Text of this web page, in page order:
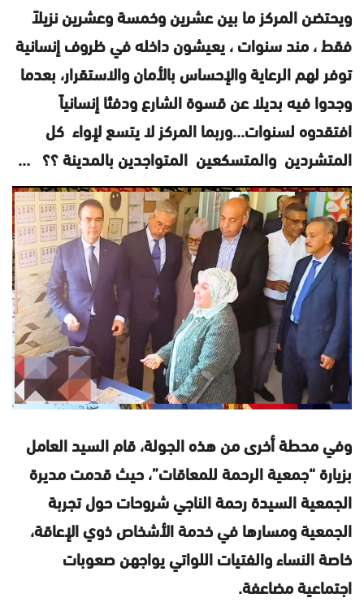
ويحتضن المركز ما بين عشرين وخمسة وعشرين نزيلاً
فقط ، مند سنوات ، يعيشون داخله في ظروف إنسانية
توفر لهم الرعاية والإحساس بالأمان والاستقرار، بعدما
وجدوا فيه بديلا عن قسوة الشارع ودفئا إنسانياً
افتقدوه لسنوات…وربما المركز لا يتسع لإواء كل
المتشردين والمتسكعين المتواجدين بالمدينة ؟؟ …
وفي محطة أخرى من هذه الجولة، قام السيد العامل
بزيارة “جمعية الرحمة للمعاقات”، حيث قدمت مديرة
الجمعية السيدة رحمة الناجي شروحات حول تجربة
الجمعية ومسارها في خدمة الأشخاص ذوي الإعاقة،
خاصة النساء والفتيات اللواتي يواجهن صعوبات
اجتماعية مضاعفة.